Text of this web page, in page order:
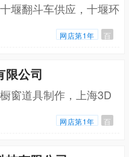
堰翻斗车供应，十堰环
网店第1年 百
限公司
窗道具制作，上海3D
网店第1年 百